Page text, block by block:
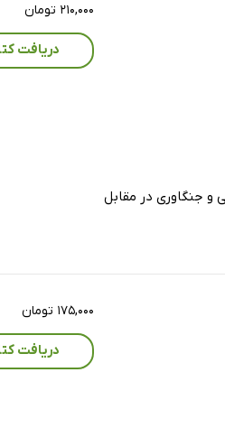
و جنگاوری در مقابل
۲۱۰,۰۰۰ تومان
دریافت
۱۷۵,۰۰۰ تومان
دریافت